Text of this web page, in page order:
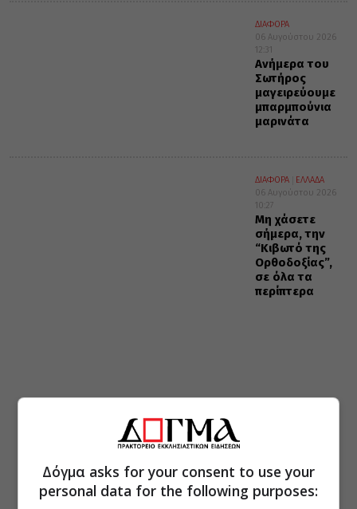
ΔΙΑΦΟΡΑ
06 Αυγούστου 2026
12:31
Ανήμερα του
Σωτήρος
μαγειρεύουμε
μπαρμπούνια
μαρινάτα
ΔΙΑΦΟΡΑ
ΕΛΛΑΔΑ
06 Αυγούστου 2026
10:27
Μη χάσετε
σήμερα, την
“Κιβωτό της
Ορθοδοξίας”,
σε όλα τα
περίπτερα
Δόγμα asks for your consent to use your
personal data for the following purposes: